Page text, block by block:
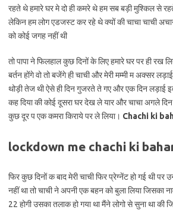
रहते थे हमारे घर मे दो ही कमरे थे हम सब बड़ी मुश्किल से
लेकिन हम लोग एडजस्ट कर रहे थे क्यों की चाचा चाची
को कोई जगह नहीं थी
तो पापा ने फिलहाल कुछ दिनों के लिए हमारे घर पर ही रख
बर्तन होंगे वो तो बजेंगे ही चाची और मेरी मम्मी म अक्सर
थोड़ी तेज थी ऐसे ही दिन गुजरते ते गए और एक दिन लड़ाई
कह दिया की कोई दूसरा घर देख ले यार और चाचा अगले
कुछ दूर प एक कमरा किराये पर ले लिया। Chachi ki
lockdown me chachi ki
फिर कुछ दिनों क बाद मेरी चाची फिर प्रेग्नेंट हो गई थी पर
नहीं था तो चाची ने अपनी एक बहन को बुला लिया जिसका
22 होगी उसका तलाक हो गया था मैंने लोगो से सुना था की